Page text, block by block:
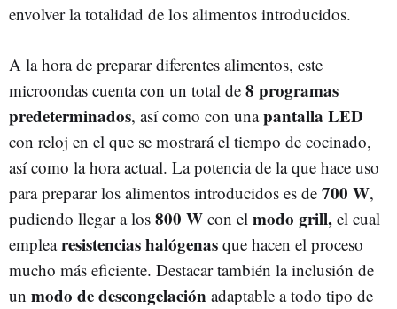
envolver la totalidad de los alimentos introducidos.
A la hora de preparar diferentes alimentos, este
microondas cuenta con un total de 8 programas
predeterminados, así como con unapantalla LED
con reloj en el que se mostrará el tiempo de cocinado,
así como la hora actual. La potencia de la que hace uso
para preparar los alimentos introducidos es de 700 W,
pudiendo llegar a los 800 W con el modo grill, el cual
emplearesistencias halógenas que hacen el proceso
mucho más eficiente. Destacar también la inclusión de
un modo de descongelación adaptable a todo tipo de